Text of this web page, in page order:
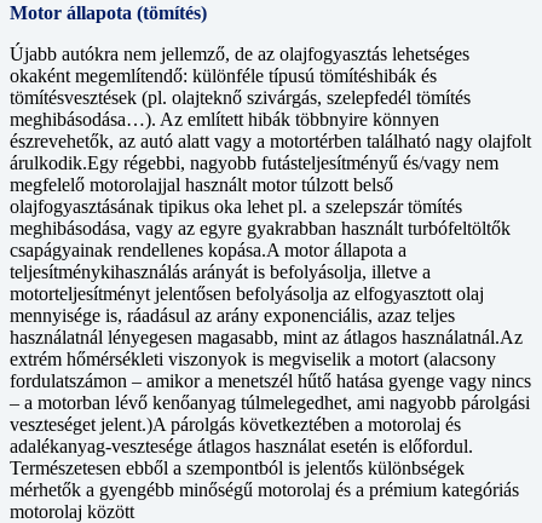
Motor állapota (tömítés)
Újabb autókra nem jellemző, de az olajfogyasztás lehetséges
okaként megemlítendő: különféle típusú tömítéshibák és
tömítésvesztések (pl. olajteknő szivárgás, szelepfedél tömítés
meghibásodása…). Az említett hibák többnyire könnyen
észrevehetők, az autó alatt vagy a motortérben található nagy olajfolt
árulkodik.Egy régebbi, nagyobb futásteljesítményű és/vagy nem
megfelelő motorolajjal használt motor túlzott belső
olajfogyasztásának tipikus oka lehet pl. a szelepszár tömítés
meghibásodása, vagy az egyre gyakrabban használt turbófeltöltők
csapágyainak rendellenes kopása.A motor állapota a
teljesítménykihasználás arányát is befolyásolja, illetve a
motorteljesítményt jelentősen befolyásolja az elfogyasztott olaj
mennyisége is, ráadásul az arány exponenciális, azaz teljes
használatnál lényegesen magasabb, mint az átlagos használatnál.Az
extrém hőmérsékleti viszonyok is megviselik a motort (alacsony
fordulatszámon – amikor a menetszél hűtő hatása gyenge vagy nincs
– a motorban lévő kenőanyag túlmelegedhet, ami nagyobb párolgási
veszteséget jelent.)A párolgás következtében a motorolaj és
adalékanyag-vesztesége átlagos használat esetén is előfordul.
Természetesen ebből a szempontból is jelentős különbségek
mérhetők a gyengébb minőségű motorolaj és a prémium kategóriás
motorolaj között